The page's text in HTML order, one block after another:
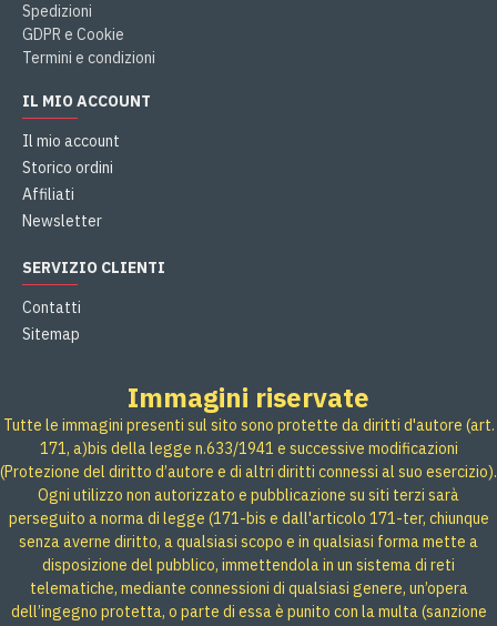
Spedizioni
GDPR e Cookie
Termini e condizioni
IL MIO ACCOUNT
Il mio account
Storico ordini
Affiliati
Newsletter
SERVIZIO CLIENTI
Contatti
Sitemap
Immagini riservate
Tutte le immagini presenti sul sito sono protette da diritti d'autore (art.
171, a)bis della legge n.633/1941 e successive modificazioni
(Protezione del diritto d’autore e di altri diritti connessi al suo esercizio).
Ogni utilizzo non autorizzato e pubblicazione su siti terzi sarà
perseguito a norma di legge (171-bis e dall'articolo 171-ter, chiunque
senza averne diritto, a qualsiasi scopo e in qualsiasi forma mette a
disposizione del pubblico, immettendola in un sistema di reti
telematiche, mediante connessioni di qualsiasi genere, un’opera
dell’ingegno protetta, o parte di essa è punito con la multa (sanzione